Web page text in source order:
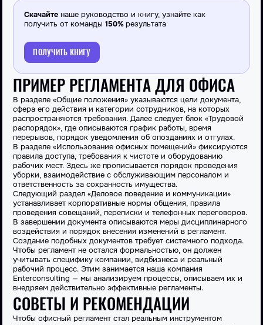
Скачайте наше руководство и книгу, узнайте как
получить от команды 150%результата
ПОЛУЧИТЬ КНИГУ
ПРИМЕР РЕГЛАМЕНТА ДЛЯ ОФИСА
В разделе «Общие положения» указываются цели документа,
сфера его действия и категории сотрудников, на которых
распространяются требования. Далее следует блок «Трудовой
распорядок», где описываются график работы, время
перерывов, порядок уведомления об опозданиях и отгулах.
В разделе «Использование офисных помещений» фиксируются
правила доступа, требования к чистоте и оборудованию
рабочих мест. Здесь же прописывается порядок проведения
уборки, взаимодействие с обслуживающим персоналом и
ответственность за сохранность имущества.
Следующий раздел «Деловое поведение и коммуникации»
устанавливает корпоративные нормы общения, правила
проведения совещаний, переписки и телефонных переговоров.
В завершении документа описываются меры дисциплинарного
воздействия и порядок внесения изменений в регламент.
Создание подобных документов требует системного подхода.
Чтобы регламент не остался формальностью, он должен
учитывать специфику компании, видбизнеса и реальный
рабочий процесс. Этим занимается наша компания
Enterconsulting — мы анализируем процессы, описываем их и
внедряем действительно эффективные регламенты.
СОВЕТЫ И РЕКОМЕНДАЦИИ
Чтобы офисный регламент стал реальным инструментом